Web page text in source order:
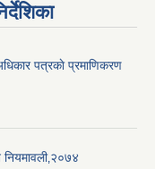
पत्रकाे प्रमाणिकरण
नियमावली‚२०७४